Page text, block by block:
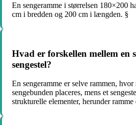
En sengeramme i størrelsen 180×200
cm i bredden og 200 cm i længden. §
Hvad er forskellen mellem en
sengestel?
En sengeramme er selve rammen, hvor
sengebunden placeres, mens et
strukturelle elementer, herunder ramme